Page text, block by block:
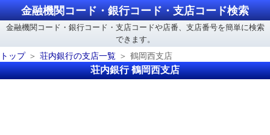
金融機関コード・銀行コード・支店コード検索
金融機関コード・銀行コード・支店コードや店番、支店番号を簡単に検索
できます。
トップ
荘内銀行の支店一覧 鶴岡西支店
荘内銀行 鶴岡西支店